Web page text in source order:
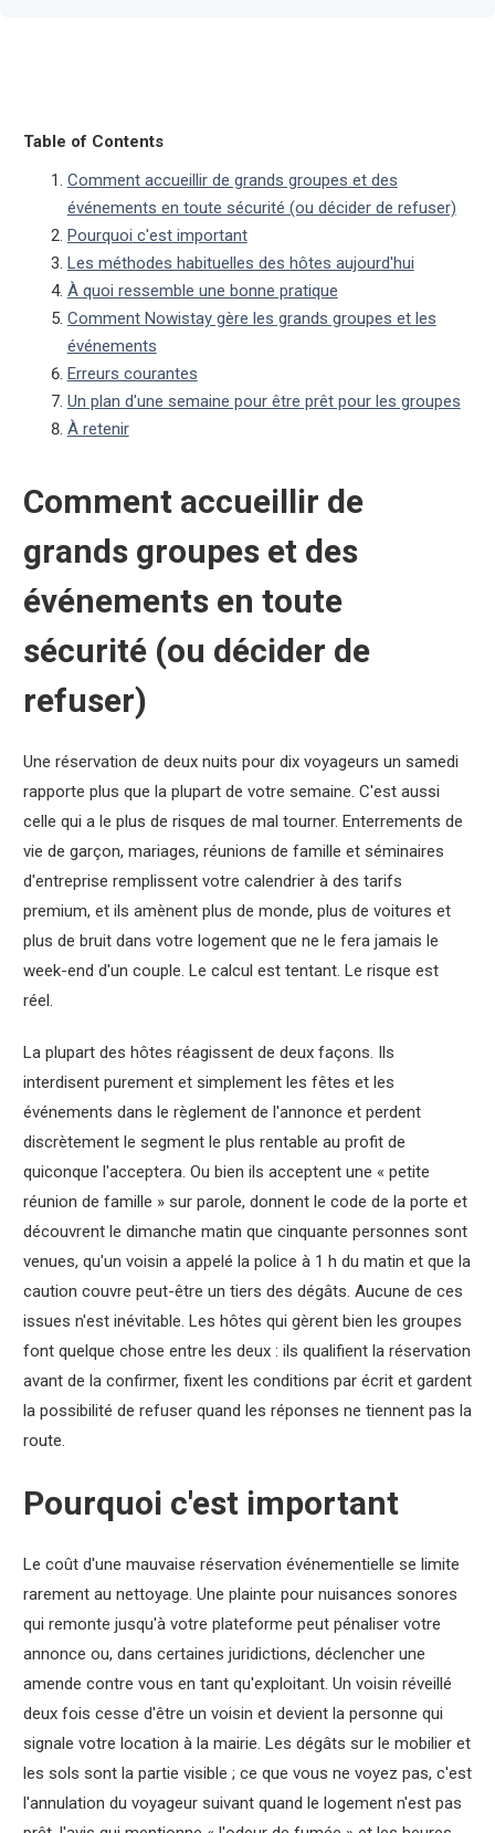
Table of Contents
Comment accueillir de grands groupes et des
événements en toute sécurité (ou décider de refuser)
Pourquoi c'est important
Les méthodes habituelles des hôtes aujourd'hui
À quoi ressemble une bonne pratique
Comment Nowistay gère les grands groupes et les
événements
Erreurs courantes
Un plan d'une semaine pour être prêt pour les groupes
À retenir
Comment accueillir de
grands groupes et des
événements en toute
sécurité (ou décider de
refuser)
Une réservation de deux nuits pour dix voyageurs un samedi
rapporte plus que la plupart de votre semaine. C'est aussi
celle qui a le plus de risques de mal tourner. Enterrements de
vie de garçon, mariages, réunions de famille et séminaires
d'entreprise remplissent votre calendrier à des tarifs
premium, et ils amènent plus de monde, plus de voitures et
plus de bruit dans votre logement que ne le fera jamais le
week-end d'un couple. Le calcul est tentant. Le risque est
réel.
La plupart des hôtes réagissent de deux façons. Ils
interdisent purement et simplement les fêtes et les
événements dans le règlement de l'annonce et perdent
discrètement le segment le plus rentable au profit de
quiconque l'acceptera. Ou bien ils acceptent une « petite
réunion de famille » sur parole, donnent le code de la porte et
découvrent le dimanche matin que cinquante personnes sont
venues, qu'un voisin a appelé la police à 1 h du matin et que la
caution couvre peut-être un tiers des dégâts. Aucune de ces
issues n'est inévitable. Les hôtes qui gèrent bien les groupes
font quelque chose entre les deux : ils qualifient la réservation
avant de la confirmer, fixent les conditions par écrit et gardent
la possibilité de refuser quand les réponses ne tiennent pas la
route.
Pourquoi c'est important
Le coût d'une mauvaise réservation événementielle se limite
rarement au nettoyage. Une plainte pour nuisances sonores
qui remonte jusqu'à votre plateforme peut pénaliser votre
annonce ou, dans certaines juridictions, déclencher une
amende contre vous en tant qu'exploitant. Un voisin réveillé
deux fois cesse d'être un voisin et devient la personne qui
signale votre location à la mairie. Les dégâts sur le mobilier et
les sols sont la partie visible ; ce que vous ne voyez pas, c'est
l'annulation du voyageur suivant quand le logement n'est pas